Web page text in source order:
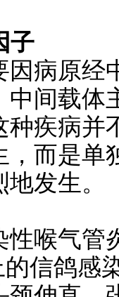
原经
中间载体
种疾病并
，而是单
发生。
气管炎
的信鸽感